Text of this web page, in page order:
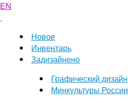
EN
Новое
Инвентарь
Задизайнено
Графический дизайн
Минкультуры России